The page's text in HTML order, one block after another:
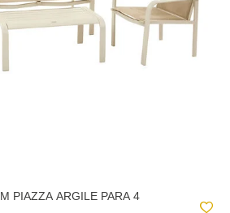
PIAZZA ARGILE PARA 4